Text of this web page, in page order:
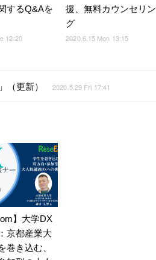
するQ&Aを
12:20
援、無料カウンセリン
グ
2020.6.15 Mon 13:15
（更新） 2020.5.29 Fri 17:41
】大学DX
京都産業大
巻き込む、